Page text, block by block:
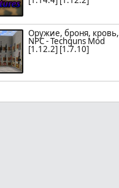
Оружие, броня, кровь,
NPC - Techguns Mod
[1.12.2] [1.7.10]